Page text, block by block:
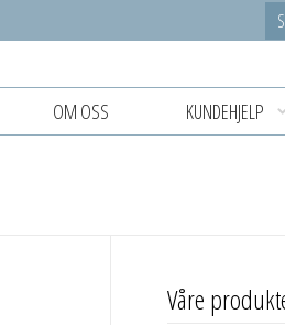
OM OSS KUNDEHJELP
Våre